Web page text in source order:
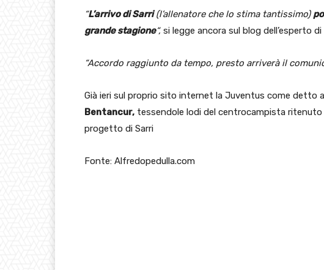
“L’arrivo di Sarri(l’allenatore che lo stima tantissimo)
grande stagione“, si legge ancora sul blog dell’esperto di
“Accordo raggiunto da tempo, presto arriverà il
Già ieri sul proprio sito internet la Juventus come detto
Bentancur, tessendole lodi del centrocampista
progetto di Sarri
Fonte: Alfredopedulla.com